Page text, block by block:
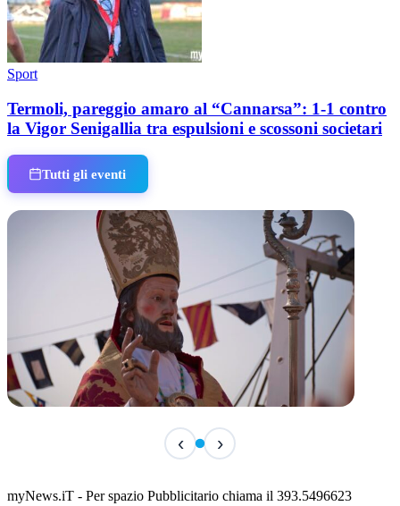
Sport
Termoli, pareggio amaro al “Cannarsa”: 1-1 contro
la Vigor Senigallia tra espulsioni e scossoni societari
Tutti gli eventi
San Basso 2026 - il programma delle feste
‹ ›
myNews.iT - Per spazio Pubblicitario chiama il 393.5496623